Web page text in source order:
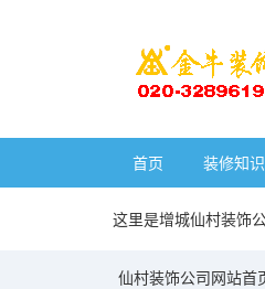
首页 装修知识
这里是增城仙村装饰
仙村装饰公司网站首